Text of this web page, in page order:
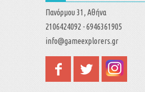
Πανόρμου 31, Αθήνα
2106424092 - 6946361905
info@gameexplorers.gr